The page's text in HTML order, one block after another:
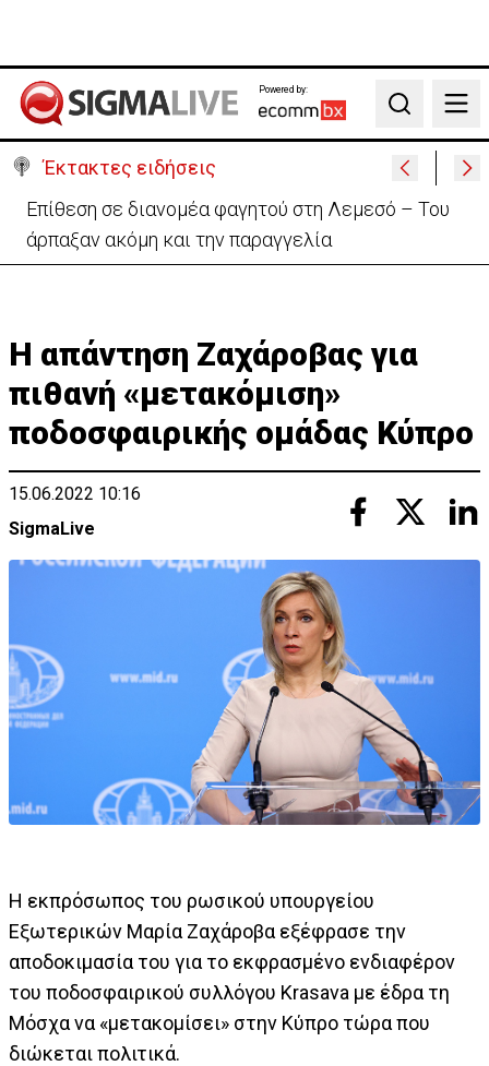
Powered by:
Search
Έκτακτες ειδήσεις
Ιταλία-Ισπανία: Στα άκρα η διπλωματική κόντρα για
το Σένγκεν
Η απάντηση Ζαχάροβας για
πιθανή «μετακόμιση»
ποδοσφαιρικής ομάδας Κύπρο
15.06.2022 10:16
SigmaLive
Η εκπρόσωπος του ρωσικού υπουργείου
Εξωτερικών Μαρία Ζαχάροβα εξέφρασε την
αποδοκιμασία του για το εκφρασμένο ενδιαφέρον
του ποδοσφαιρικού συλλόγου Krasava με έδρα τη
Μόσχα να «μετακομίσει» στην Κύπρο τώρα που
διώκεται πολιτικά.